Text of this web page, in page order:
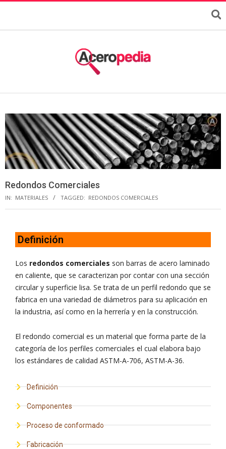
Redondos Comerciales
IN: MATERIALES TAGGED: REDONDOS COMERCIALES
Definición
Los redondos comerciales son barras de acero laminado
en caliente, que se caracterizan por contar con una sección
circular y superficie lisa. Se trata de un perfil redondo que se
fabrica en una variedad de diámetros para su aplicación en
la industria, así como en la herrería y en la construcción.
El redondo comercial es un material que forma parte de la
categoría de los perfiles comerciales el cual elabora bajo
los estándares de calidad ASTM-A-706, ASTM-A-36.
Definición
Componentes
Proceso de conformado
Fabricación